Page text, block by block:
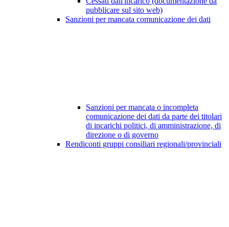
pubblicare sul sito web)
Sanzioni per mancata comunicazione dei dati
Sanzioni per mancata o incompleta
comunicazione dei dati da parte dei titolari
di incarichi politici, di amministrazione, di
direzione o di governo
Rendiconti gruppi consiliari regionali/provinciali